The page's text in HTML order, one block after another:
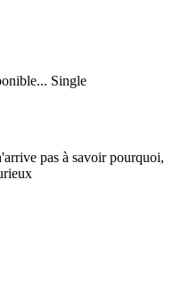
Single
pas à savoir pourquoi,